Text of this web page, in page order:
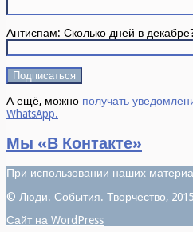
Антиспам: Сколько дней в
А ещё, можно получать
WhatsApp.
Мы «В Контакте»
При использовании наших
© Люди. События. Творчество,
Сайт на WordPress